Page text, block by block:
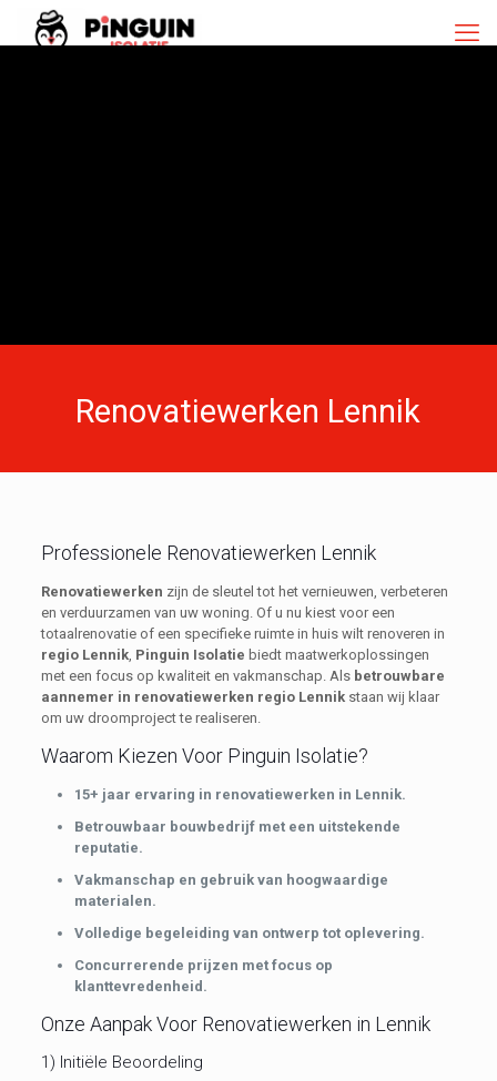
Renovatiewerken Lennik
Professionele Renovatiewerken Lennik
Renovatiewerken zijn de sleutel tot het vernieuwen, verbeteren
en verduurzamen van uw woning. Of u nu kiest voor een
totaalrenovatie of een specifieke ruimte in huis wilt renoveren in
regio Lennik, Pinguin Isolatie biedt maatwerkoplossingen
met een focus op kwaliteit en vakmanschap. Als betrouwbare
aannemer in renovatiewerken regio Lennikstaan wij klaar
om uw droomproject te realiseren.
Waarom Kiezen Voor Pinguin Isolatie?
15+ jaar ervaring in renovatiewerken in Lennik.
Betrouwbaar bouwbedrijf met een uitstekende
reputatie.
Vakmanschap en gebruik van hoogwaardige
materialen.
Volledige begeleiding van ontwerp tot oplevering.
Concurrerende prijzen met focus op
klanttevredenheid.
Onze Aanpak Voor Renovatiewerken in Lennik
1) Initiële Beoordeling